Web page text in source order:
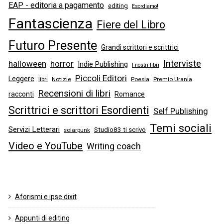
EAP - editoria a pagamento editing Esordiamo!
Fantascienza Fiere del Libro
Futuro Presente Grandi scrittori e scrittrici
halloween horror Indie Publishing I nostri libri Interviste
Leggere libri Notizie Piccoli Editori Poesia Premio Urania
racconti Recensioni di libri Romance
Scrittrici e scrittori Esordienti Self Publishing
Servizi Letterari solarpunk Studio83 ti scrivo Temi sociali
Video e YouTube Writing coach
Aforismi e ipse dixit
Appunti di editing